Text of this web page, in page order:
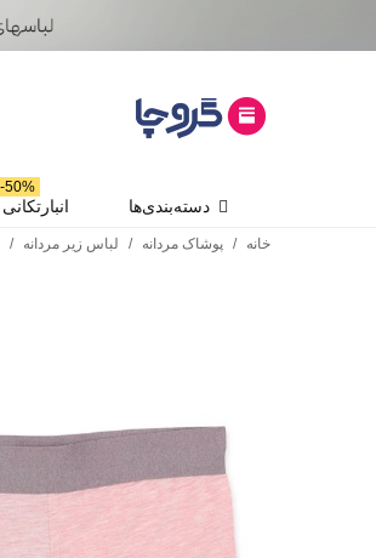
دسته‌بندی‌ها انبارتکانی
50%-
خانه / پوشاک مردانه / لباس زیر مردانه /